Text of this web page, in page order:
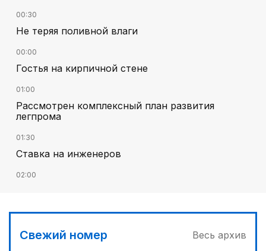
00:30
Не теряя поливной влаги
00:00
Гостья на кирпичной стене
01:00
Рассмотрен комплексный план развития
легпрома
01:30
Ставка на инженеров
02:00
02:30
Программа модернизации – в действии
Свежий номер Весь архив